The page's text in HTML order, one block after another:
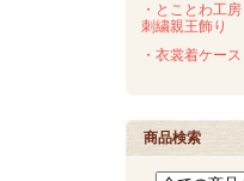
・とことわ工
刺繍親王飾り
・衣裳着ケー
商品検索